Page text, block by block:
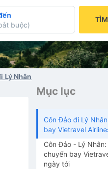
buộc)
Lý Nhân
Mục lục
Côn Đảo đi Lý
bay Vietravel
Côn Đảo - Lý
chuyến bay
ngày tới